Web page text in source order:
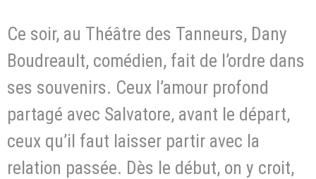
Ce soir, au Théâtre des Tanneurs, Dany
Boudreault, comédien, fait de l’ordre dans
ses souvenirs. Ceux l’amour profond
partagé avec Salvatore, avant le départ,
ceux qu’il faut laisser partir avec la
relation passée. Dès le début, on y croit,